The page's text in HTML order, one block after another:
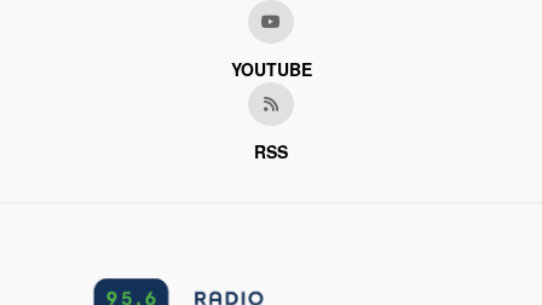
YOUTUBE
RSS